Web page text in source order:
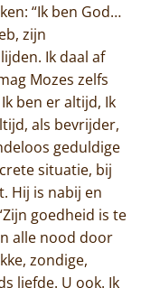
“Ik ben God…
zijn
Ik daal af
Mozes zelfs
ben er altijd, Ik
als bevrijder,
geduldige
situatie, bij
Hij is nabij en
goedheid is te
alle nood door
zondige,
liefde. U ook. Ik